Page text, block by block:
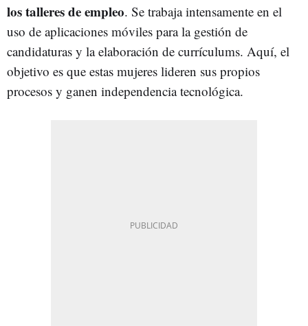
los talleres de empleo. Se trabaja intensamente en el
uso de aplicaciones móviles para la gestión de
candidaturas y la elaboración de currículums. Aquí, el
objetivo es que estas mujeres lideren sus propios
procesos y ganen independencia tecnológica.